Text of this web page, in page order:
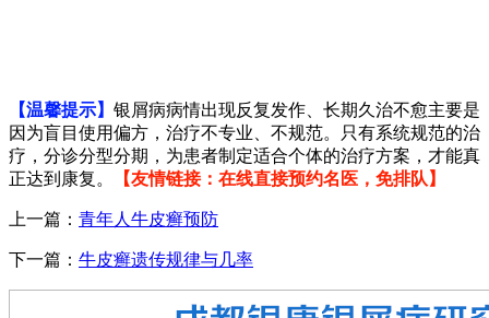
【温馨提示】 银屑病病情出现反复发作、长期久治不愈主要是
因为盲目使用偏方，治疗不专业、不规范。只有系统规范的治
疗，分诊分型分期，为患者制定适合个体的治疗方案，才能真
正达到康复。
【友情链接：在线直接预约名医，免排队】
上一篇： 青年人牛皮癣预防
下一篇： 牛皮癣遗传规律与几率